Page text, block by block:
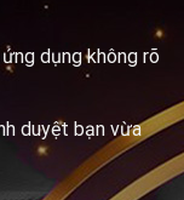
dụng không rõ
duyệt bạn vừa